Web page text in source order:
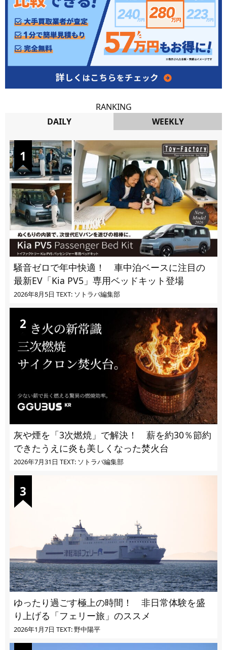
RANKING
DAILY
WEEKLY
騒音ゼロで年中快適！ 車中泊ベースに注目の
最新EV「Kia PV5」専用ベッドキット登場
2026年8月5日 TEXT: ソトラバ編集部
灰や煙を「3次燃焼」で解決！ 薪を約30％節約
できたうえに炎も美しくなった焚火台
2026年7月31日 TEXT: ソトラバ編集部
ゆったり過ごす極上の時間！ 非日常体験を盛
り上げる「フェリー旅」のススメ
2026年1月7日 TEXT: 野中陽平